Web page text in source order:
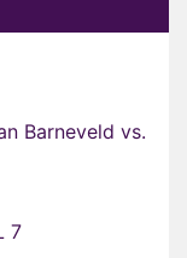
Barneveld vs.
7